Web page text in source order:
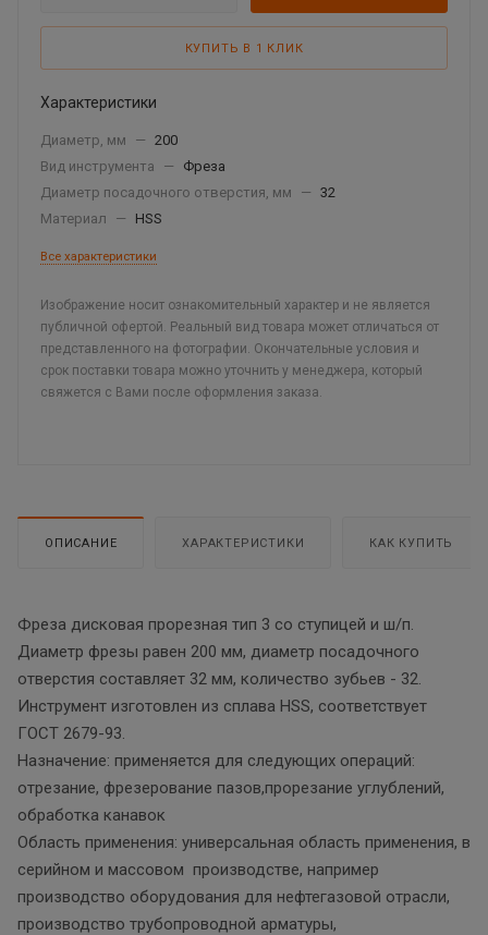
КУПИТЬ В 1 КЛИК
Характеристики
Диаметр, мм — 200
Вид инструмента
—
Фреза
Диаметр посадочного отверстия, мм
— 32
Материал
— HSS
Все характеристики
Изображение носит ознакомительный характер и не является
публичной офертой. Реальный вид товара может отличаться от
представленного на фотографии. Окончательные условия и
срок поставки товара можно уточнить у менеджера, который
свяжется с Вами после оформления заказа.
ОПИСАНИЕ ХАРАКТЕРИСТИКИ КАК КУПИТЬ
Фреза дисковая прорезная тип 3 со ступицей и ш/п.
Диаметр фрезы равен 200 мм, диаметр посадочного
отверстия составляет 32 мм, количество зубьев - 32.
Инструмент изготовлен из сплава HSS, соответствует
ГОСТ 2679-93.
Назначение: применяется для следующих операций:
отрезание, фрезерование пазов,прорезание углублений,
обработка канавок
Область применения: универсальная область применения, в
серийном и массовом производстве, например
производство оборудования для нефтегазовой отрасли,
производство трубопроводной арматуры,